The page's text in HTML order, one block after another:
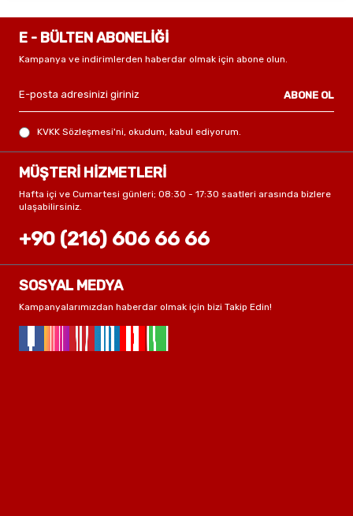
MÜŞTERİ HİZMETLERİ
Hafta içi ve Cumartesi günleri; 08:30 - 17:30 saatleri arasında bizlere
ulaşabilirsiniz.
+90 (216) 606 66 66
E - BÜLTEN ABONELİĞİ
Kampanya ve indirimlerden haberdar olmak için abone olun.
ABONE OL
KVKK Sözleşmesi'ni, okudum, kabul ediyorum.
SOSYAL MEDYA
Kampanyalarımızdan haberdar olmak için bizi Takip Edin!